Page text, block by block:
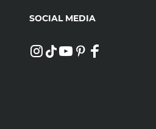
SOCIAL MEDIA